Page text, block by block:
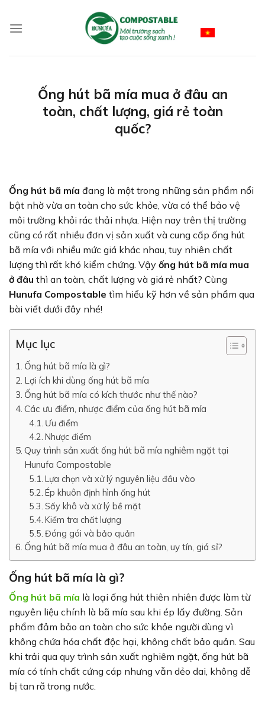
content
Ống hút bã mía mua ở đâu an
toàn, chất lượng, giá rẻ toàn
quốc?
Ống hút bã mía đang là một trong những sản phẩm nổi
bật nhờ vừa an toàn cho sức khỏe, vừa có thể bảo vệ
môi trường khỏi rác thải nhựa. Hiện nay trên thị trường
cũng có rất nhiều đơn vị sản xuất và cung cấp ống hút
bã mía với nhiều mức giá khác nhau, tuy nhiên chất
lượng thì rất khó kiểm chứng. Vậy ống hút bã mía mua
ở đâu thì an toàn, chất lượng và giá rẻ nhất? Cùng
Hunufa Compostable tìm hiểu kỹ hơn về sản phẩm qua
bài viết dưới đây nhé!
Mục lục
Ống hút bã mía là gì?
Lợi ích khi dùng ống hút bã mía
Ống hút bã mía có kích thước như thế nào?
Các ưu điểm, nhược điểm của ống hút bã mía
Ưu điểm
Nhược điểm
Quy trình sản xuất ống hút bã mía nghiêm ngặt tại
Hunufa Compostable
Lựa chọn và xử lý nguyên liệu đầu vào
Ép khuôn định hình ống hút
Sấy khô và xử lý bề mặt
Kiểm tra chất lượng
Đóng gói và bảo quản
Ống hút bã mía mua ở đâu an toàn, uy tín, giá sỉ?
Ống hút bã mía là gì?
Ống hút bã mía là loại ống hút thiên nhiên được làm từ
nguyên liệu chính là bã mía sau khi ép lấy đường. Sản
phẩm đảm bảo an toàn cho sức khỏe người dùng vì
không chứa hóa chất độc hại, không chất bảo quản. Sau
khi trải qua quy trình sản xuất nghiêm ngặt, ống hút bã
mía có tính chất cứng cáp nhưng vẫn dẻo dai, không dễ
bị tan rã trong nước.